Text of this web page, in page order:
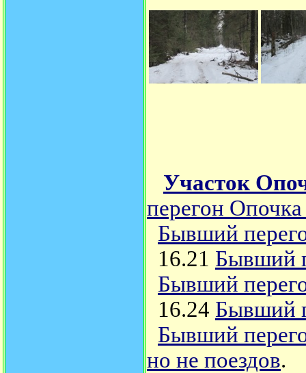
Участок
перегон
Бывший
16.21 Бывший
Бывший
16.24 Бывший
Бывший
но не поездов.